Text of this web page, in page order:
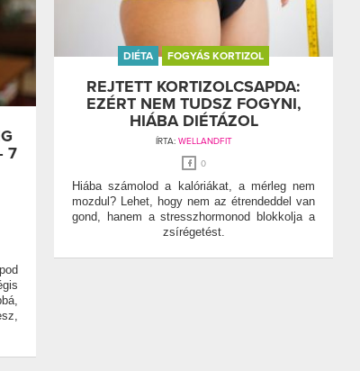
DIÉTA FOGYÁS KORTIZOL
REJTETT KORTIZOLCSAPDA:
EZÉRT NEM TUDSZ FOGYNI,
HIÁBA DIÉTÁZOL
ÍRTA: WELLANDFIT
0
Hiába számolod a kalóriákat, a mérleg nem
mozdul? Lehet, hogy nem az étrendeddel van
gond, hanem a stresszhormonod blokkolja a
zsírégetést.
7